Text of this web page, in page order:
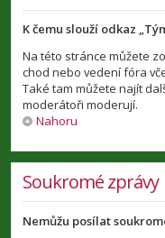
K čemu slouží odkaz
Na této stránce můžete
chod nebo vedení fóra
Také tam můžete najít
moderátoři moderují.
Nahoru
Soukromé zprávy
Nemůžu posílat